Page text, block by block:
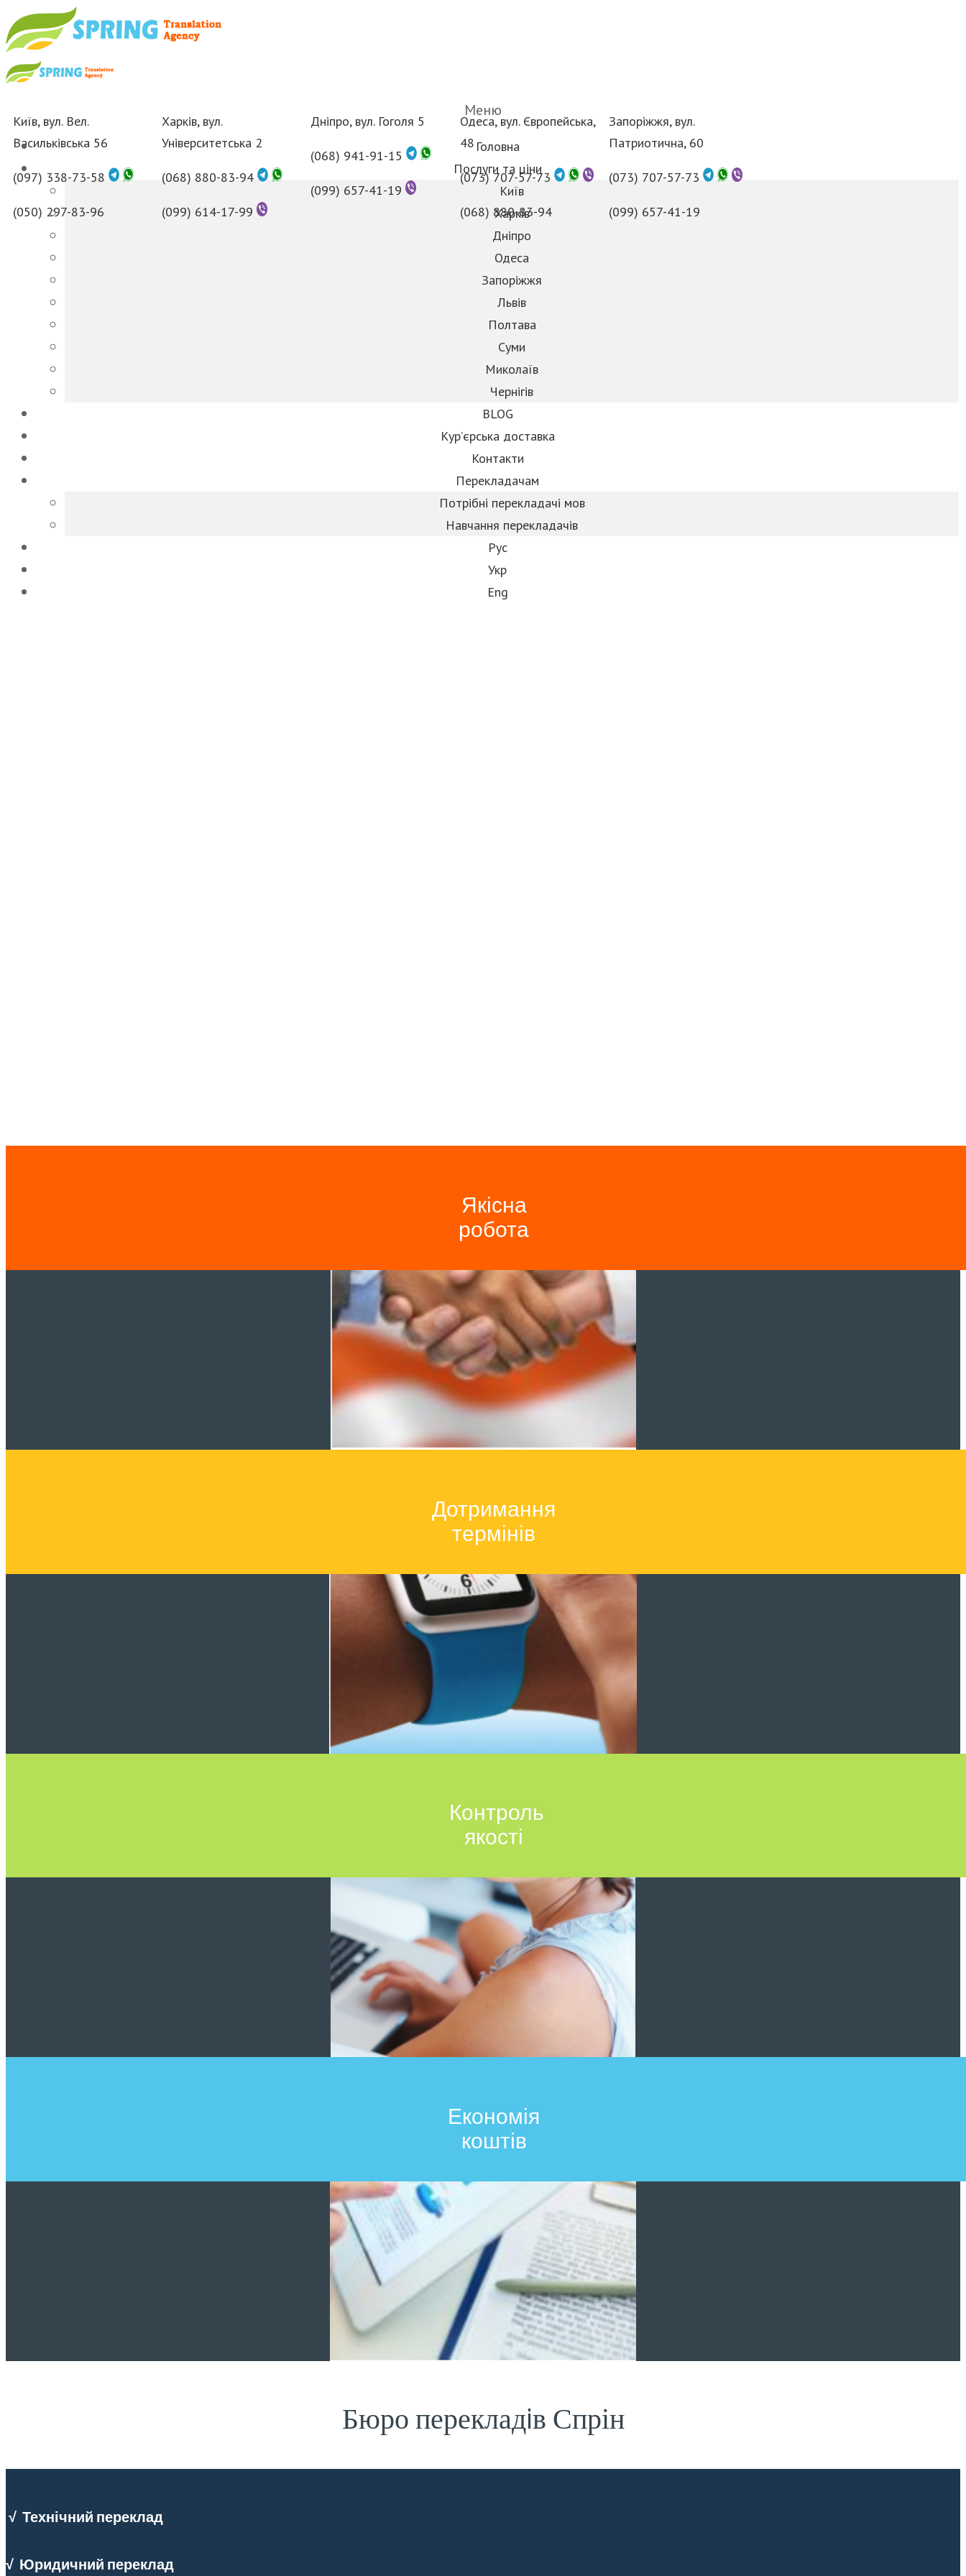
Київ, вул. Вел.
Васильківська 56
(097) 338-73-58
(050) 297-83-96
Харків, вул.
Університетська 2
(068) 880-83-94
(099) 614-17-99
Дніпро, вул. Гоголя 5
(068) 941-91-15
(099) 657-41-19
Одеса, вул. Європейська,
48
(073) 707-57-73
(068) 880-83-94
Запоріжжя, вул.
Патриотична, 60
(073) 707-57-73
(099) 657-41-19
Меню
Головна
Послуги та ціни
Київ
Харків
Дніпро
Одеса
Запоріжжя
Львів
Полтава
Суми
Миколаїв
Чернігів
BLOG
Кур’єрська доставка
Контакти
Перекладачам
Потрібні перекладачі мов
Навчання перекладачiв
Рус
Укр
Eng
Якісна
робота
Дотримання
термінів
Контроль
якості
Економія
коштів
Бюро перекладiв Спрін
√ Технічнийпереклад
√ Юридичнийпереклад